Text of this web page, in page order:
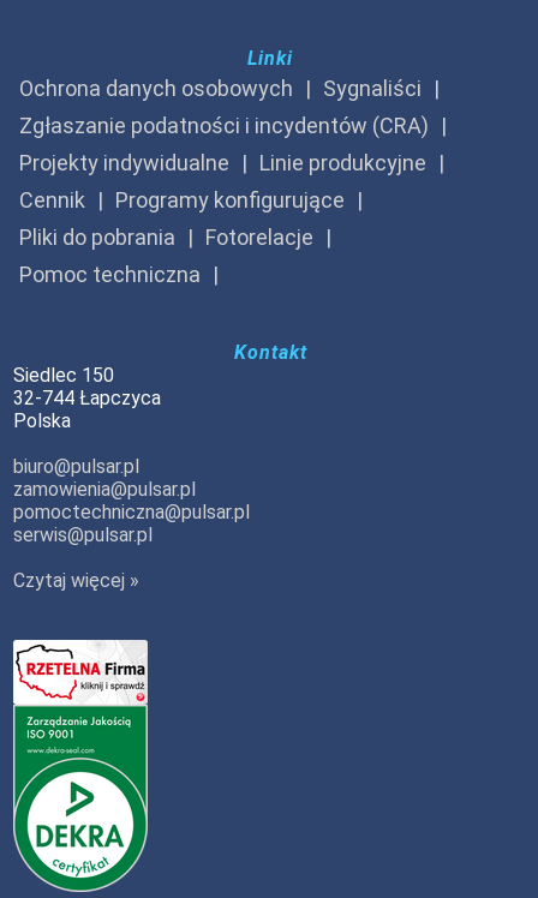
Linki
Ochrona danych osobowych
Sygnaliści
Zgłaszanie podatności i incydentów (CRA)
Projekty indywidualne
Linie produkcyjne
Cennik
Programy konfigurujące
Pliki do pobrania
Fotorelacje
Pomoc techniczna
Kontakt
Siedlec 150
32-744 Łapczyca
Polska
biuro@pulsar.pl
zamowienia@pulsar.pl
pomoctechniczna@pulsar.pl
serwis@pulsar.pl
Czytaj więcej »